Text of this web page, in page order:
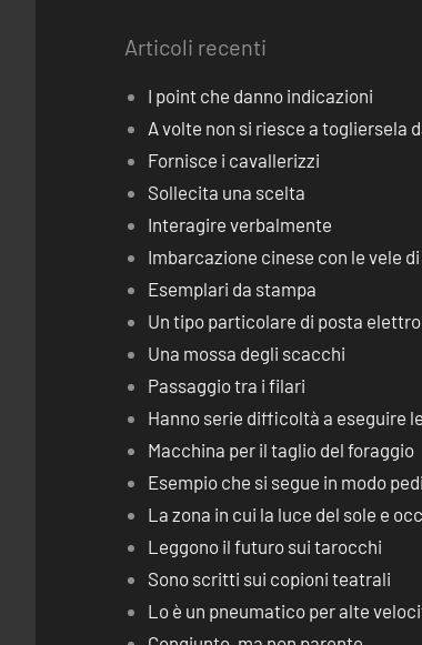
Articoli recenti
I point che danno indicazioni
A volte non si riesce a togliersela
Fornisce i cavallerizzi
Sollecita una scelta
Interagire verbalmente
Imbarcazione cinese con le vele
Esemplari da stampa
Un tipo particolare di posta
Una mossa degli scacchi
Passaggio tra i filari
Hanno serie difficoltà a eseguire
Macchina per il taglio del foraggio
Esempio che si segue in modo
La zona in cui la luce del sole e
Leggono il futuro sui tarocchi
Sono scritti sui copioni teatrali
Lo è un pneumatico per alte